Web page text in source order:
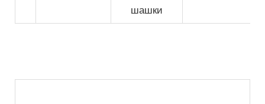
шашки